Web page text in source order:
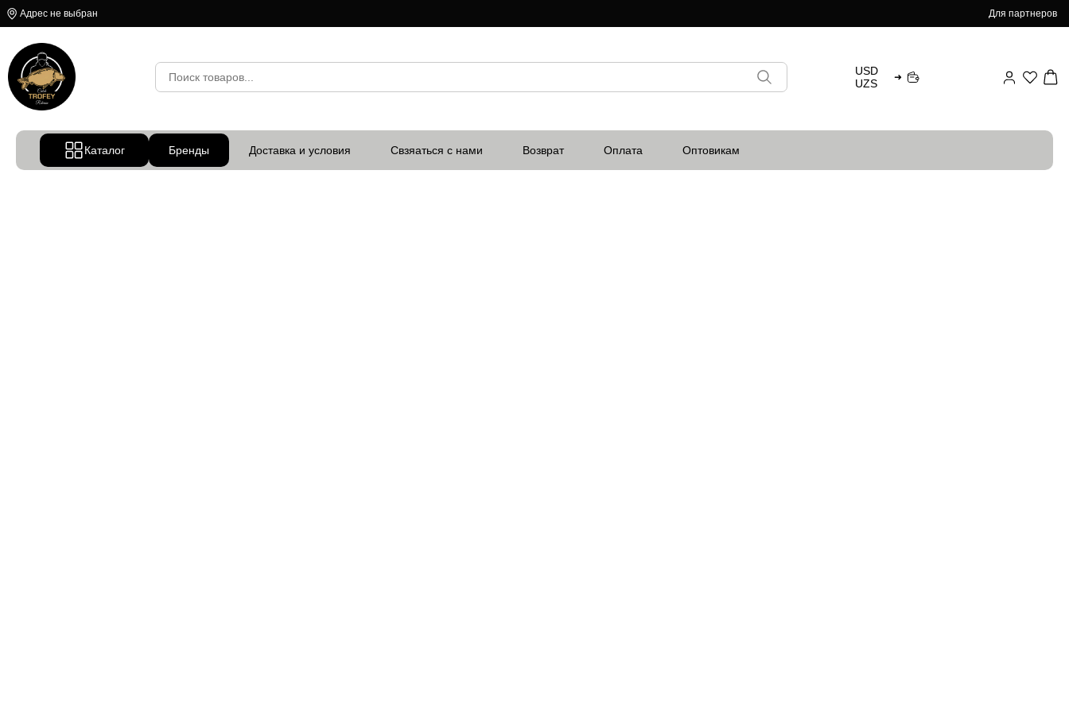
Адрес не выбран Для партнеров
USD
UZS
➜
Каталог Бренды Доставка и условия Свзяаться с нами Возврат Оплата Оптовикам